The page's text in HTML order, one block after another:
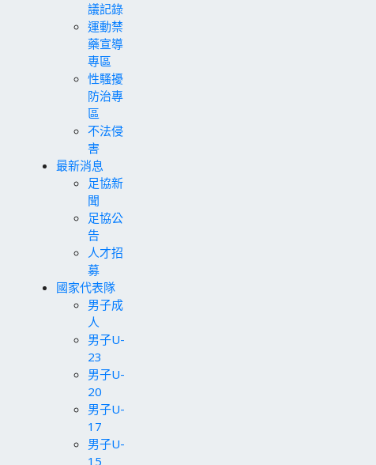
議記錄
運動禁
藥宣導
專區
性騷擾
防治專
區
不法侵
害
最新消息
足協新
聞
足協公
告
人才招
募
國家代表隊
男子成
人
男子U-
23
男子U-
20
男子U-
17
男子U-
15